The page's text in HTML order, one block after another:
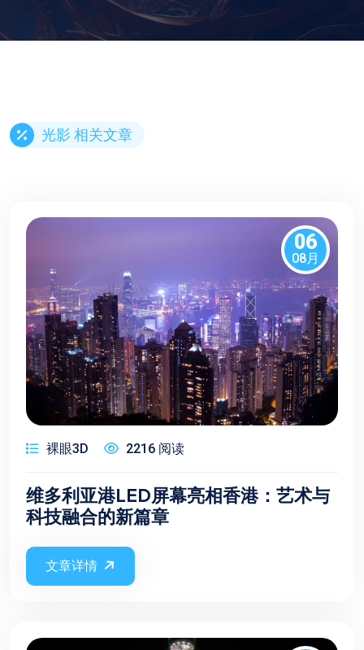
光影 相关文章
06
08月
裸眼3D 2216 阅读
维多利亚港LED屏幕亮相香港：艺术与
科技融合的新篇章
文章详情